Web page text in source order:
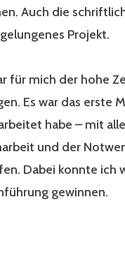
Auch die
Projekt.
für mich der hohe
Es war das erste
habe – mit
und der
Dabei konnte ich
gewinnen.